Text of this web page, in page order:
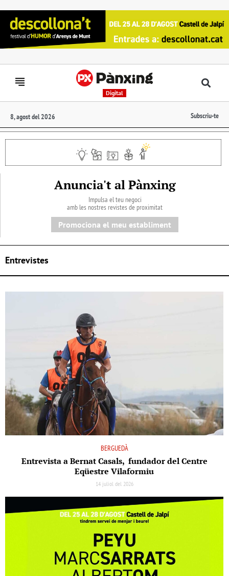
Digital
8, agost del 2026 Subscriu-te
Anuncia't al Pànxing
Impulsa el teu negoci
amb les nostres revistes de proximitat
Promociona el meu establiment
Entrevistes
BERGUEDÀ
Entrevista a Bernat Casals, fundador del Centre
Eqüestre Vilaformiu
14 juliol del 2026